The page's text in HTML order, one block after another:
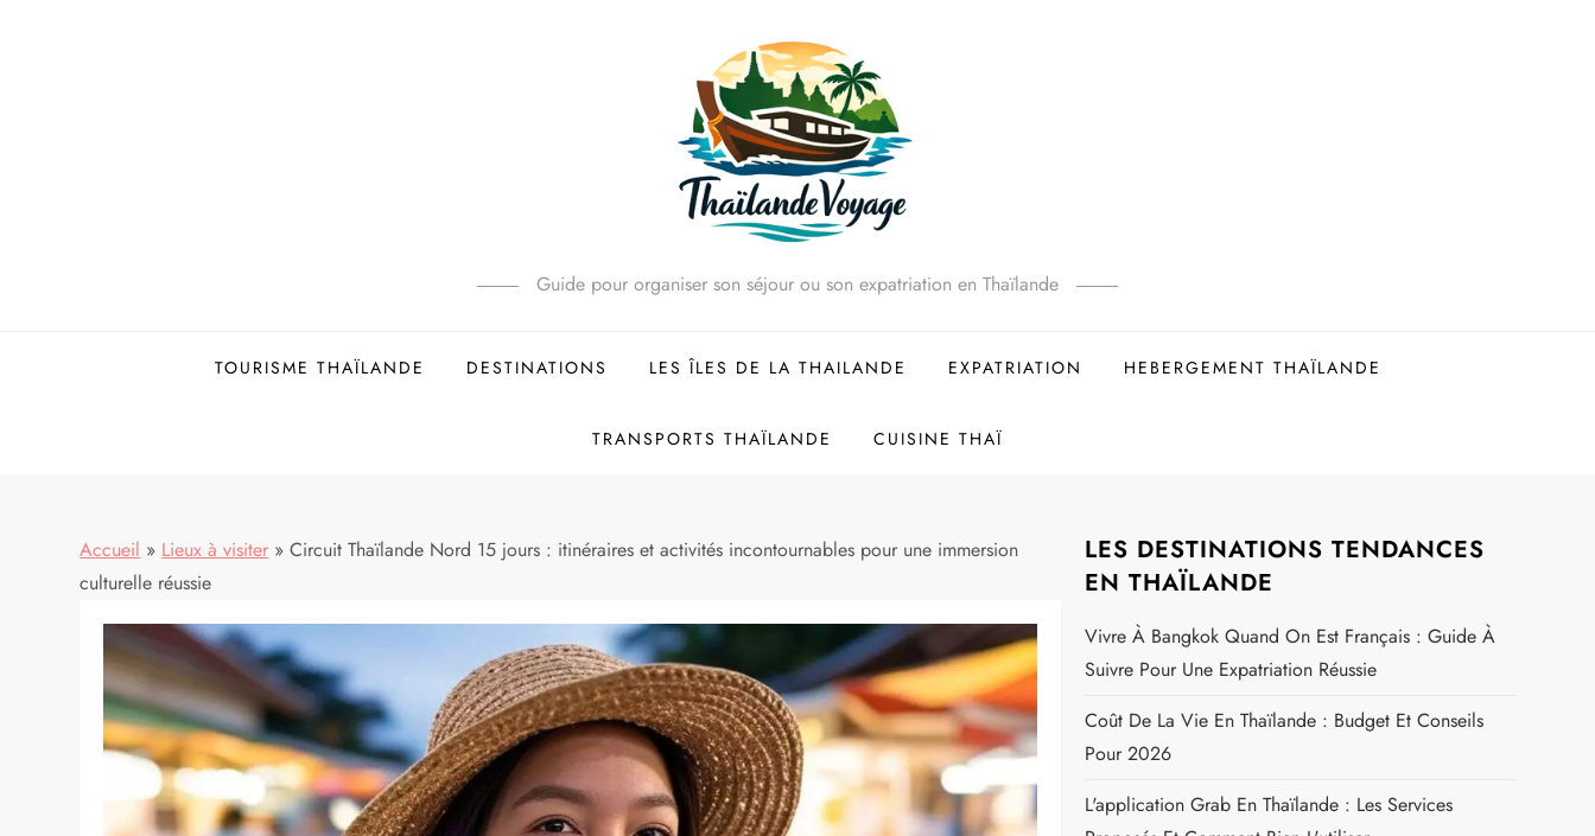
Guide pour organiser son séjour ou son expatriation en Thaïlande
TOURISME THAÏLANDE DESTINATIONS LES ÎLES DE LA THAILANDE EXPATRIATION HEBERGEMENT THAÏLANDE
TRANSPORTS THAÏLANDE CUISINE THAÏ
Accueil » Lieux à visiter » Circuit Thaïlande Nord 15 jours : itinéraires et activités incontournables pour une immersion
culturelle réussie
LES DESTINATIONS TENDANCES
EN THAÏLANDE
Vivre À Bangkok Quand On Est Français : Guide À
Suivre Pour Une Expatriation Réussie
Coût De La Vie En Thaïlande : Budget Et Conseils
Pour 2026
L'application Grab En Thaïlande : Les Services